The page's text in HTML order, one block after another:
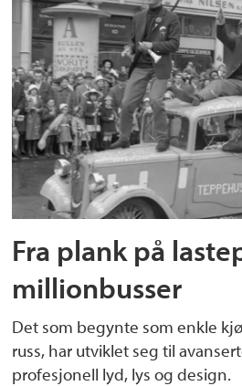
Fra plank på
millionbusser
Det som begynte som enkle
russ, har utviklet seg til
profesjonell lyd, lys og design.